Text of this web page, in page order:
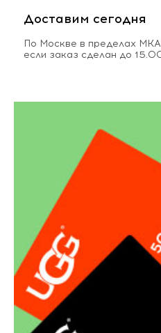
Доставим сегодня
По Москве в пределах
если заказ сделан до